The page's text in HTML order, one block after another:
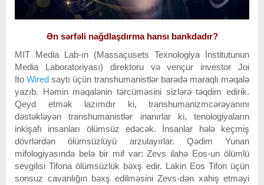
Ən sərfəli nağdlaşdırma hansı bankdadır?
MIT Media Lab-ın (Massaçusets Texnologiya İnstitutunun
Media Laboratoriyası) direktoru və vençur investor Joi
ItoWiredsaytı üçün transhumanistlər barədə maraqlı məqalə
yazıb. Həmin məqalənin tərcüməsini sizlərə təqdim edirik.
Qeyd etmək lazımdır ki, transhumanizmcərəyanını
dəstəkləyən transhumanistlər inanırlar ki, tenologiyaların
inkişafı insanları ölümsüz edəcək. İnsanlar hələ keçmiş
dövrlərdən ölümsüzlüyü arzulayırlar. Qədim Yunan
mifologiyasında belə bir mif var: Zevs ilahə Eos-un ölümlü
sevgilisi Tifona ölümsüzlük bəxş edir. Lakin Eos Tifon üçün
sonsuz cavanlığın bəxş edilməsini Zevs-dən xahiş etməyi